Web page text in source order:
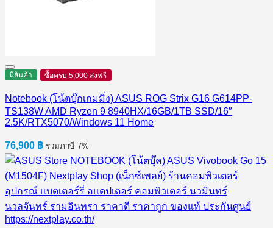
มีสินค้า ซื้อครบ 5,000 ส่งฟรี
Notebook (โน้ตบุ๊กเกมมิ่ง) ASUS ROG Strix G16 G614PP-
TS138W AMD Ryzen 9 8940HX/16GB/1TB SSD/16″
2.5K/RTX5070/Windows 11 Home
76,900 ฿ รวมภาษี 7%